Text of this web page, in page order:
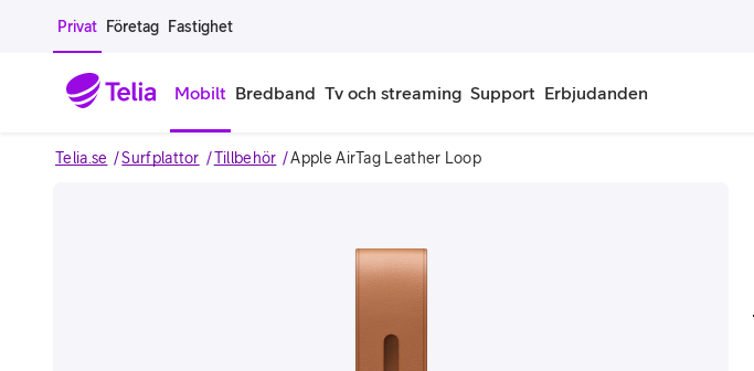
Gå till sidans innehåll
Privat Företag Fastighet
Mobilt
Familjeabonnemang
Bredband Tv och streaming Support Erbjudanden
Telia.se Surfplattor Tillbehör Apple AirTag Leather Loop